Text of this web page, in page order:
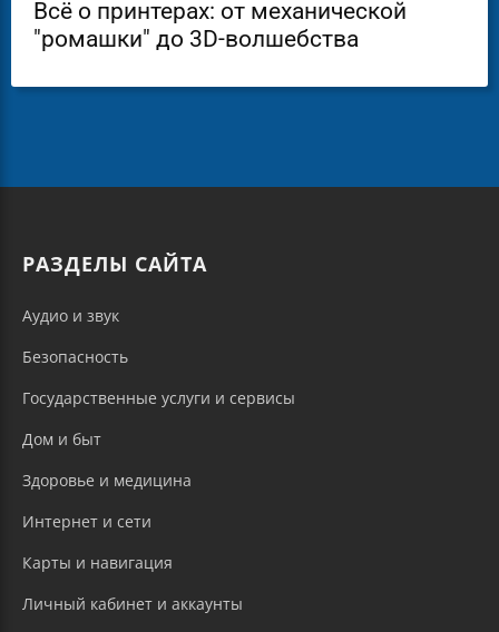
Всё о принтерах: от механической
"ромашки" до 3D-волшебства
РАЗДЕЛЫ САЙТА
Аудио и звук
Безопасность
Государственные услуги и сервисы
Дом и быт
Здоровье и медицина
Интернет и сети
Карты и навигация
Личный кабинет и аккаунты